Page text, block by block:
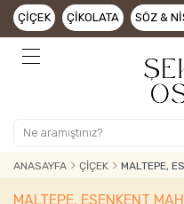
ÇIÇEK ÇIKOLATA SÖZ &
ANASAYFA ÇIÇEK MALTEPE,
MALTEPE, ESENKENT